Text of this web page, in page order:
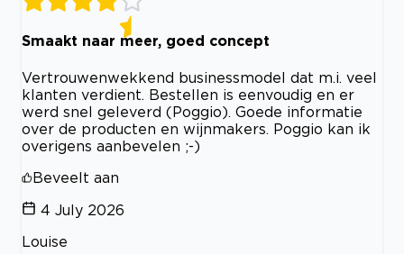
Smaakt naar meer, goed concept
Vertrouwenwekkend businessmodel dat m.i. veel
klanten verdient. Bestellen is eenvoudig en er
werd snel geleverd (Poggio). Goede informatie
over de producten en wijnmakers. Poggio kan ik
overigens aanbevelen ;-)
Beveelt aan
4 July 2026
Louise